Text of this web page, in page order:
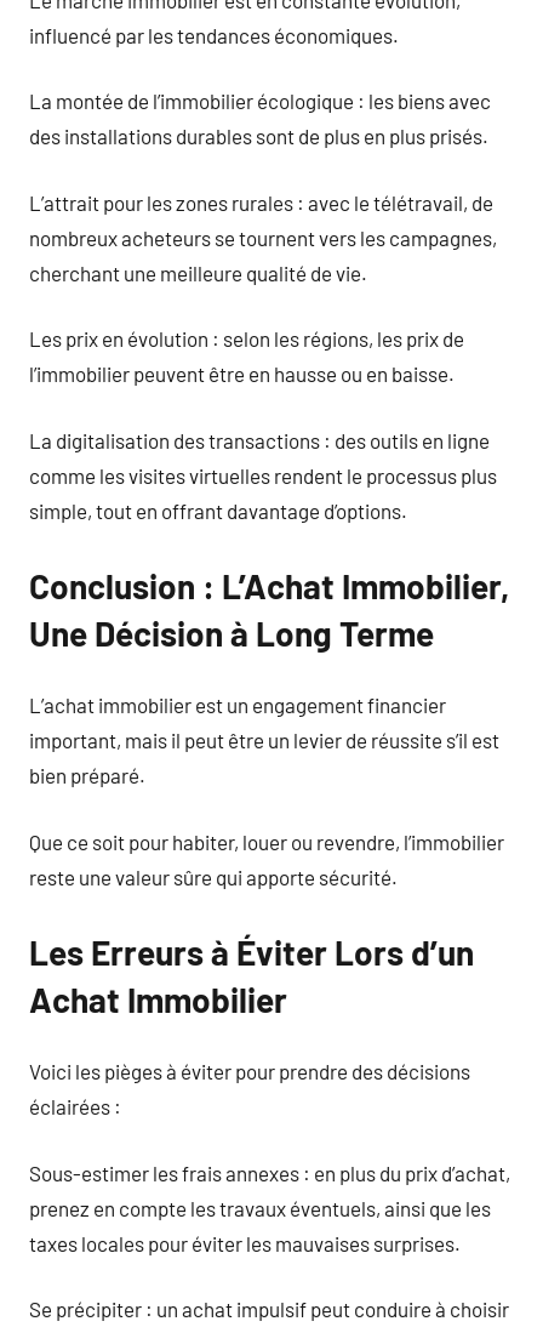
influencé par les tendances économiques.
La montée de l’immobilier écologique : les biens avec
des installations durables sont de plus en plus prisés.
L’attrait pour les zones rurales : avec le télétravail, de
nombreux acheteurs se tournent vers les campagnes,
cherchant une meilleure qualité de vie.
Les prix en évolution : selon les régions, les prix de
l’immobilier peuvent être en hausse ou en baisse.
La digitalisation des transactions : des outils en ligne
comme les visites virtuelles rendent le processus plus
simple, tout en offrant davantage d’options.
Conclusion : L’Achat Immobilier,
Une Décision à Long Terme
L’achat immobilier est un engagement financier
important, mais il peut être un levier de réussite s’il est
bien préparé.
Que ce soit pour habiter, louer ou revendre, l’immobilier
reste une valeur sûre qui apporte sécurité.
Les Erreurs à Éviter Lors d’un
Achat Immobilier
Voici les pièges à éviter pour prendre des décisions
éclairées :
Sous-estimer les frais annexes : en plus du prix d’achat,
prenez en compte les travaux éventuels, ainsi que les
taxes locales pour éviter les mauvaises surprises.
Se précipiter : un achat impulsif peut conduire à choisir